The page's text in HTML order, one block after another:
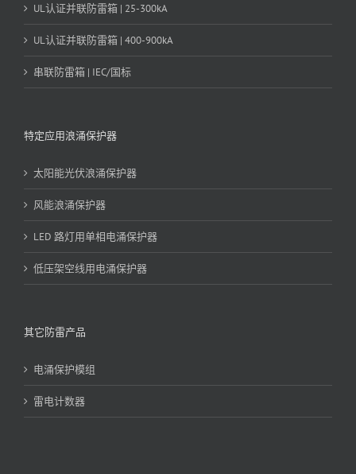
UL认证并联防雷箱 | 25-300kA
UL认证并联防雷箱 | 400-900kA
串联防雷箱 | IEC/国标
特定应用浪涌保护器
太阳能光伏浪涌保护器
风能浪涌保护器
LED 路灯用单相电涌保护器
低压架空线用电涌保护器
其它防雷产品
电涌保护模组
雷电计数器